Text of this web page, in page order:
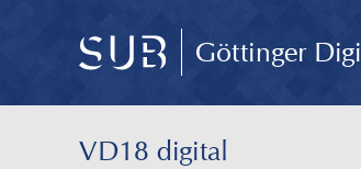
Göttinger
VD18 digital